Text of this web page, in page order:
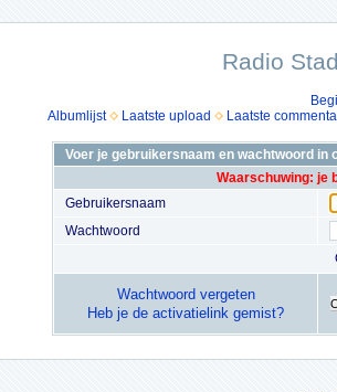
Radio
Albumlijst
Laatste upload Laatste
Voer je gebruikersnaam en wachtwoord in
Waarschuwing: je
Gebruikersnaam
Wachtwoord
Wachtwoord vergeten
Heb je de activatielink gemist?